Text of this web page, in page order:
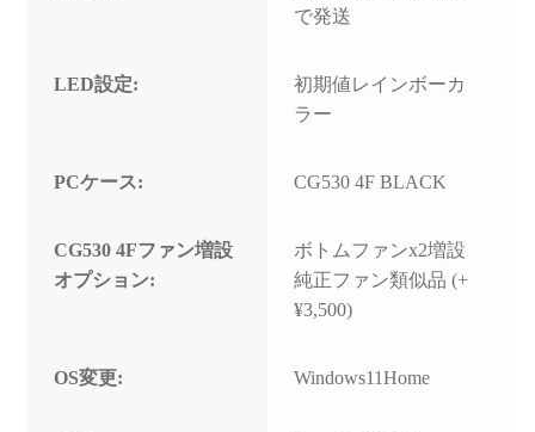
で発送
LED設定:
初期値レインボーカ
ラー
PCケース: CG530 4F BLACK
CG530 4Fファン増設
オプション:
ボトムファンx2増設
純正ファン類似品 (+
¥3,500)
OS変更: Windows11Home